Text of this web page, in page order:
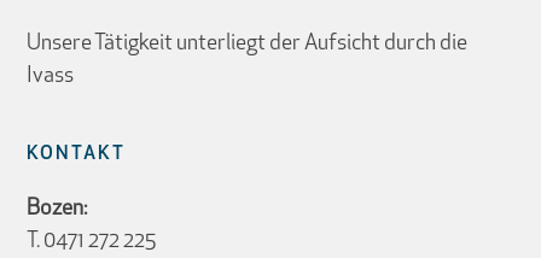
Unsere Tätigkeit unterliegt der Aufsicht durch die
Ivass
KONTAKT
Bozen:
T. 0471 272 225